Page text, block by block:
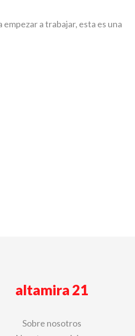
a trabajar, esta es una
altamira 21
Sobre nosotros